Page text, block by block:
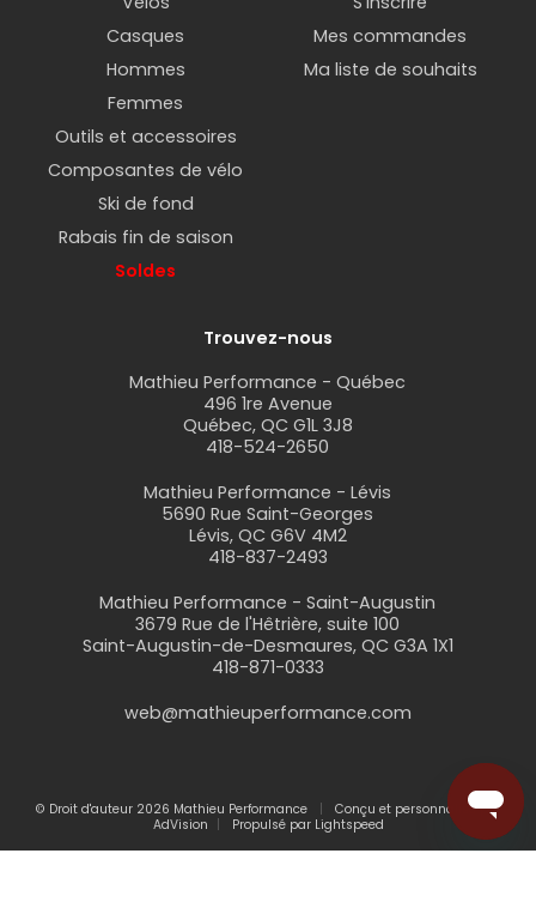
Casques
Hommes
Femmes
Outils et accessoires
Composantes de vélo
Ski de fond
Rabais fin de saison
Soldes
Mes commandes
Ma liste de souhaits
Trouvez-nous
Mathieu Performance - Québec
496 1re Avenue
Québec, QC G1L 3J8
418-524-2650
Mathieu Performance - Lévis
5690 Rue Saint-Georges
Lévis, QC G6V 4M2
418-837-2493
Mathieu Performance - Saint-Augustin
3679 Rue de l'Hêtrière, suite 100
Saint-Augustin-de-Desmaures, QC G3A 1X1
418-871-0333
web@mathieuperformance.com
© Droit d'auteur 2026 Mathieu Performance
Conçu et personnalisé par
AdVision
Propulsé par Lightspeed